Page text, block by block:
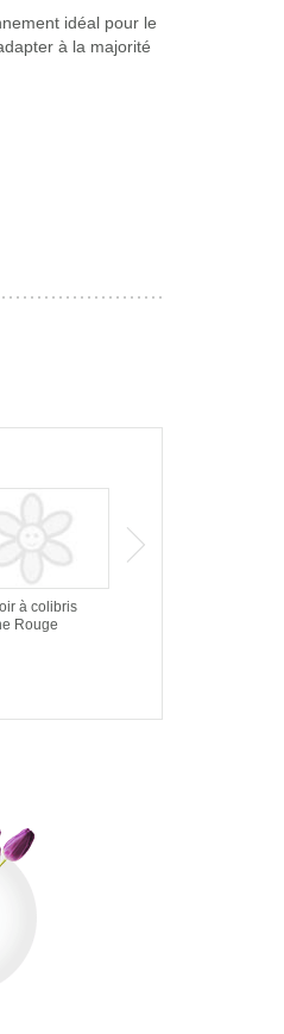
idéal pour le
à la majorité
à colibris
Rouge